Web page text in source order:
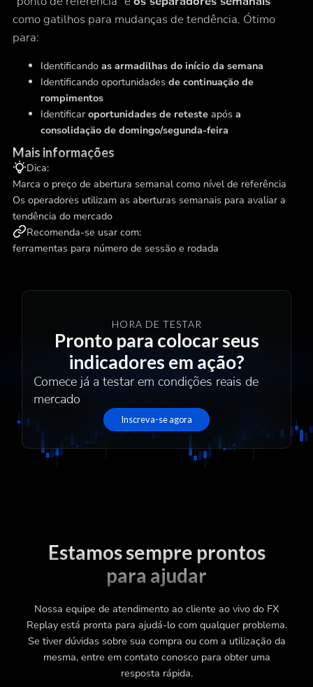
comogatilhos para mudanças de tendência. Ótimo
para:
Identificando as armadilhas do início da semana
Identificando oportunidades de continuação de
rompimentos
Identificar oportunidades de retesteapós a
consolidação de domingo/segunda-feira
Mais informações
Dica:
Marca o preço de abertura semanal como nível de referência
Os operadores utilizam as aberturas semanais para avaliar a
tendência do mercado
Recomenda-se usar com:
ferramentas para número de sessão e rodada
HORA DE TESTAR
Pronto para colocar seus
indicadores em ação?
Comece já a testar em condições reais de
mercado
Inscreva-se agora
Estamos sempre prontos
para ajudar
Nossa equipe de atendimento ao cliente ao vivo do FX
Replay está pronta para ajudá-lo com qualquer problema.
Se tiver dúvidas sobre sua compra ou com a utilização da
mesma, entre em contato conosco para obter uma
resposta rápida.